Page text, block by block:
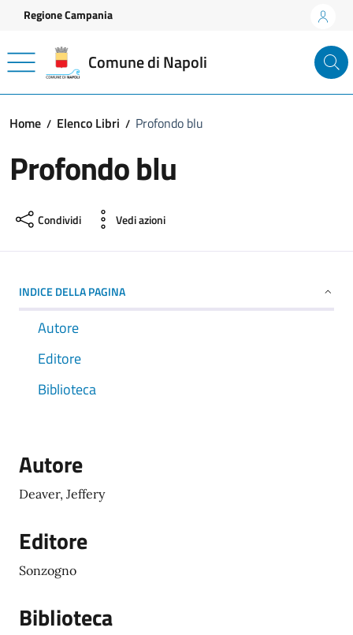
Vai ai contenuti
Vai al footer
Regione Campania
Comune di Napoli
Home Elenco Libri Profondo blu
Profondo blu
Condividi Vedi azioni
INDICE DELLA PAGINA
Autore
Editore
Biblioteca
Autore
Deaver, Jeffery
Editore
Sonzogno
Biblioteca